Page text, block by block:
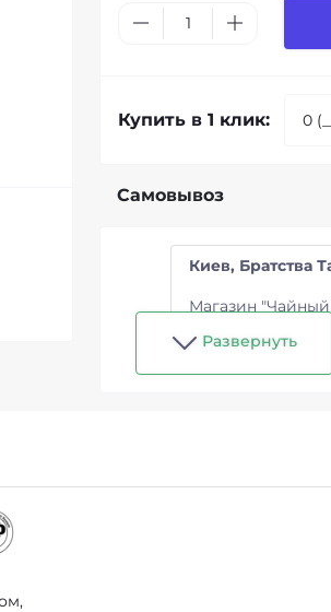
Купить в 1 клик:
Самовывоз
Киев, Братства
Магазин
Развернуть